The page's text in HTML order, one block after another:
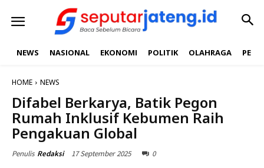
NEWS NASIONAL EKONOMI POLITIK OLAHRAGA
HOME NEWS
Difabel Berkarya, Batik Pegon
Rumah Inklusif Kebumen Raih
Pengakuan Global
Penulis Redaksi 17 September 2025 0